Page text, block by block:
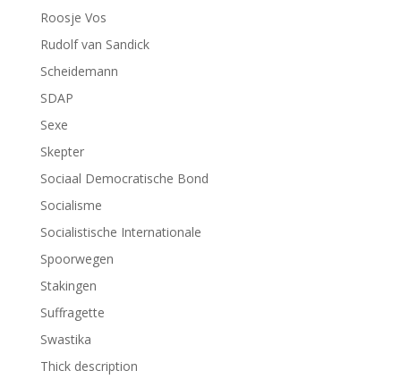
Roosje Vos
Rudolf van Sandick
Scheidemann
SDAP
Sexe
Skepter
Sociaal Democratische Bond
Socialisme
Socialistische Internationale
Spoorwegen
Stakingen
Suffragette
Swastika
Thick description